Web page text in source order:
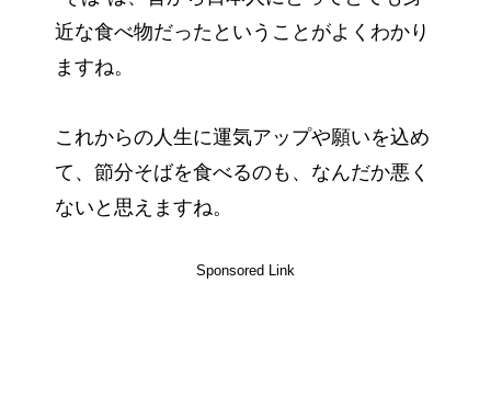
近な食べ物だったということがよくわかり
ますね。
これからの人生に運気アップや願いを込め
て、節分そばを食べるのも、なんだか悪く
ないと思えますね。
Sponsored Link